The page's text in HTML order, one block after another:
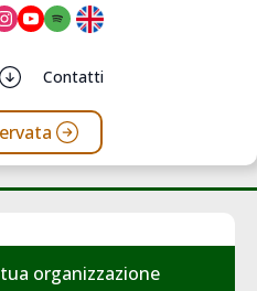
Contatti
organizzazione